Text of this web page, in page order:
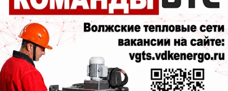
значит, иметь всё для активной жизни
прямо во дворе